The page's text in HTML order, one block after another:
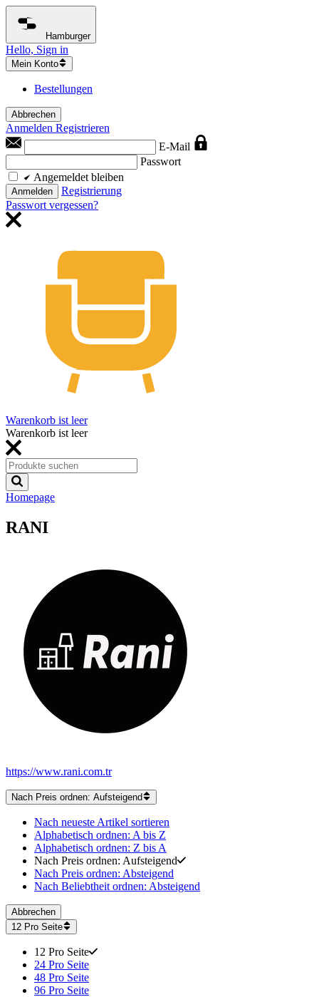
Hamburger
Hello, Sign in
Mein Konto
Bestellungen
Abbrechen
Anmelden Registrieren
E-Mail
Passwort
Angemeldet bleiben
Anmelden
Registrierung
Passwort vergessen?
Warenkorb ist leer
Warenkorb ist leer
Homepage
RANI
https://www.rani.com.tr
Nach Preis ordnen: Aufsteigend
Nach neueste Artikel sortieren
Alphabetisch ordnen: A bis Z
Alphabetisch ordnen: Z bis A
Nach Preis ordnen: Aufsteigend
Nach Preis ordnen: Absteigend
Nach Beliebtheit ordnen: Absteigend
Abbrechen
12 Pro Seite
12 Pro Seite
24 Pro Seite
48 Pro Seite
96 Pro Seite